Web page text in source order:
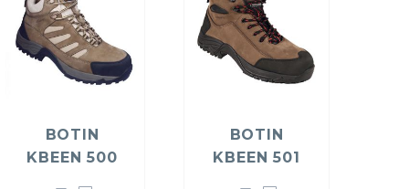
BOTIN
KBEEN 500
BOTIN
KBEEN 501